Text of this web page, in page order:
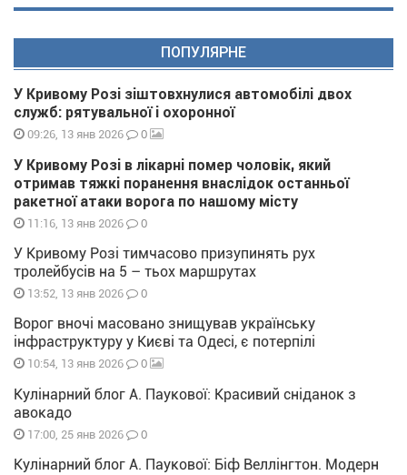
ПОПУЛЯРНЕ
У Кривому Розі зіштовхнулися автомобілі двох
служб: рятувальної і охоронної
09:26, 13 янв 2026 0
У Кривому Розі в лікарні помер чоловік, який
отримав тяжкі поранення внаслідок останньої
ракетної атаки ворога по нашому місту
11:16, 13 янв 2026 0
У Кривому Розі тимчасово призупинять рух
тролейбусів на 5 – тьох маршрутах
13:52, 13 янв 2026 0
Ворог вночі масовано знищував українську
інфраструктуру у Києві та Одесі, є потерпілі
10:54, 13 янв 2026 0
Кулінарний блог А. Паукової: Красивий сніданок з
авокадо
17:00, 25 янв 2026 0
Кулінарний блог А. Паукової: Біф Веллінгтон. Модерн